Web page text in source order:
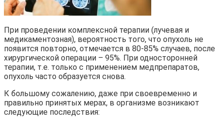
При проведении комплексной терапии (лучевая и
медикаментозная), вероятность того, что опухоль не
появится повторно, отмечается в 80-85% случаев, после
хирургической операции – 95%. При односторонней
терапии, т.е. только с применением медпрепаратов,
опухоль часто образуется снова.
К большому сожалению, даже при своевременно и
правильно принятых мерах, в организме возникают
следующие последствия: